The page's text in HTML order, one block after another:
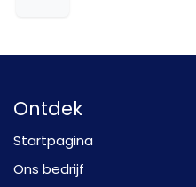
Ontdek
Startpagina
Ons bedrijf